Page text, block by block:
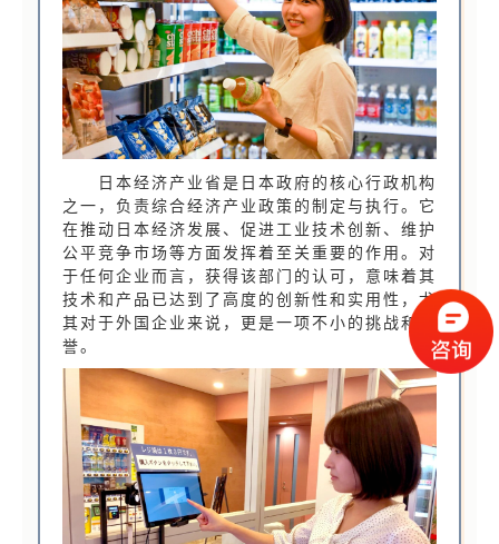
日本经济产业省是日本政府的核心行政机构
之一，负责综合经济产业政策的制定与执行。它
在推动日本经济发展、促进工业技术创新、维护
公平竞争市场等方面发挥着至关重要的作用。对
于任何企业而言，获得该部门的认可，意味着其
技术和产品已达到了高度的创新性和实用性，尤
其对于外国企业来说，更是一项不小的挑战和荣
誉。